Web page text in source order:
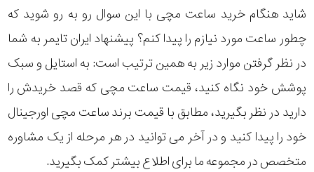
شاید هنگام خرید ساعت مچی با این سوال رو به رو شوید که
چطور ساعت مورد نیازم را پیدا کنم؟ پیشنهاد ایران تایمر به شما
در نظر گرفتن موارد زیر به همین ترتیب است: به استایل و سبک
پوشش خود نگاه کنید، قیمت ساعت مچی که قصد خریدش را
دارید در نظر بگیرید، مطابق با قیمت برند ساعت مچی اورجینال
خود را پیدا کنید و در آخر می توانید در هر مرحله از یک مشاوره
متخصص در مجموعه ما برای اطلاع بیشتر کمک بگیرید.